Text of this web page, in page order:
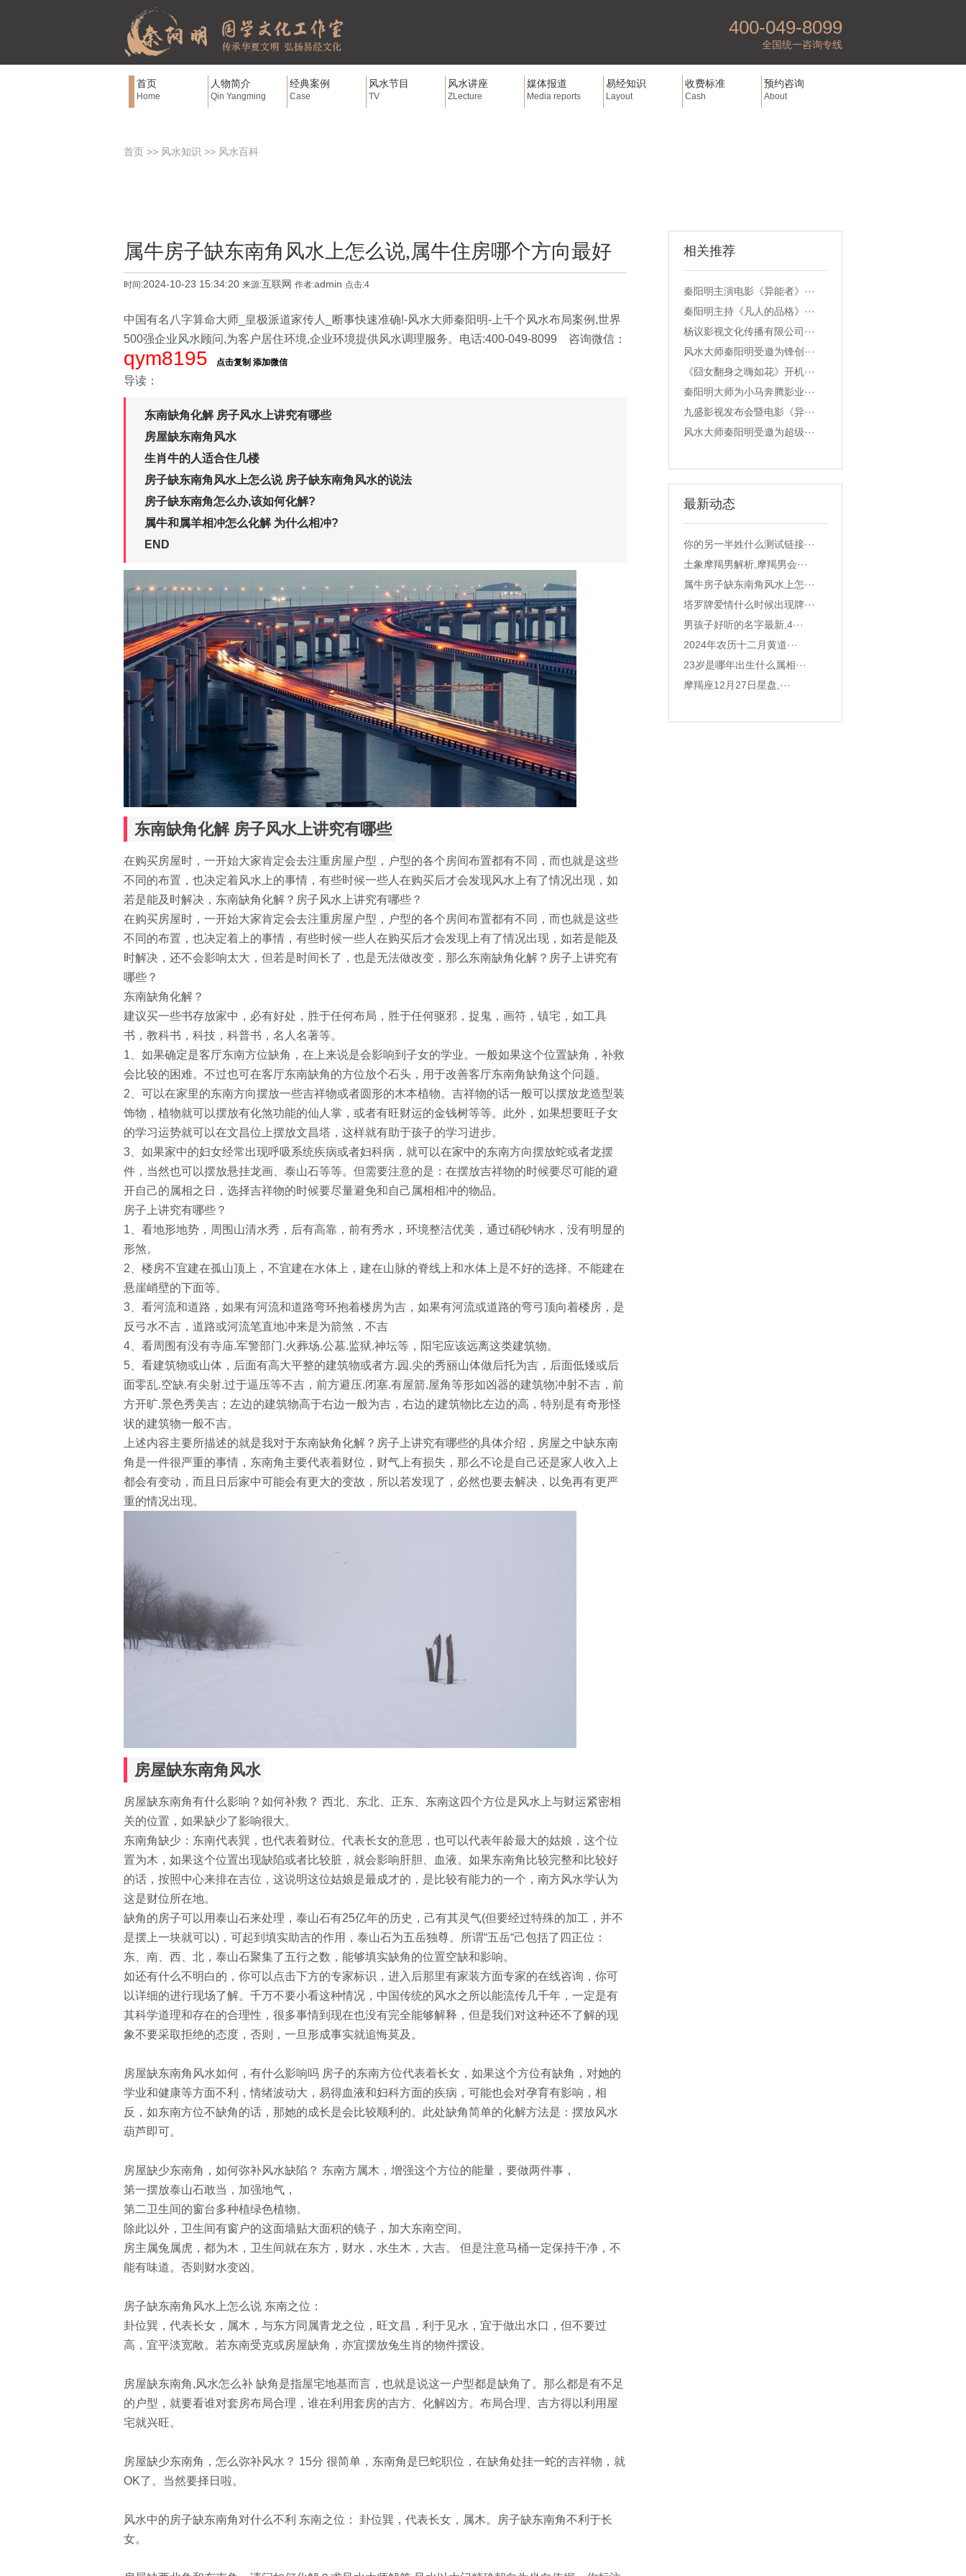
400-049-8099
全国统一咨询专线
首页
Home
人物简介
Qin Yangming
经典案例
Case
风水节目
TV
风水讲座
ZLecture
媒体报道
Media reports
易经知识
Layout
收费标准
Cash
预约咨询
About
首页 >> 风水知识 >> 风水百科
属牛房子缺东南角风水上怎么说,属牛住房哪个方向最好
时间:2024-10-23 15:34:20 来源:互联网 作者:admin 点击:4
中国有名八字算命大师_皇极派道家传人_断事快速准确!-风水大师秦阳明-上千个风水布局案例,世界
500强企业风水顾问,为客户居住环境,企业环境提供风水调理服务。电话:400-049-8099 咨询微信：
qym8195 点击复制 添加微信
导读：
东南缺角化解 房子风水上讲究有哪些
房屋缺东南角风水
生肖牛的人适合住几楼
房子缺东南角风水上怎么说 房子缺东南角风水的说法
房子缺东南角怎么办,该如何化解?
属牛和属羊相冲怎么化解 为什么相冲?
END
东南缺角化解 房子风水上讲究有哪些
在购买房屋时，一开始大家肯定会去注重房屋户型，户型的各个房间布置都有不同，而也就是这些
不同的布置，也决定着风水上的事情，有些时候一些人在购买后才会发现风水上有了情况出现，如
若是能及时解决，东南缺角化解？房子风水上讲究有哪些？
在购买房屋时，一开始大家肯定会去注重房屋户型，户型的各个房间布置都有不同，而也就是这些
不同的布置，也决定着上的事情，有些时候一些人在购买后才会发现上有了情况出现，如若是能及
时解决，还不会影响太大，但若是时间长了，也是无法做改变，那么东南缺角化解？房子上讲究有
哪些？
东南缺角化解？
建议买一些书存放家中，必有好处，胜于任何布局，胜于任何驱邪，捉鬼，画符，镇宅，如工具
书，教科书，科技，科普书，名人名著等。
1、如果确定是客厅东南方位缺角，在上来说是会影响到子女的学业。一般如果这个位置缺角，补救
会比较的困难。不过也可在客厅东南缺角的方位放个石头，用于改善客厅东南角缺角这个问题。
2、可以在家里的东南方向摆放一些吉祥物或者圆形的木本植物。吉祥物的话一般可以摆放龙造型装
饰物，植物就可以摆放有化煞功能的仙人掌，或者有旺财运的金钱树等等。此外，如果想要旺子女
的学习运势就可以在文昌位上摆放文昌塔，这样就有助于孩子的学习进步。
3、如果家中的妇女经常出现呼吸系统疾病或者妇科病，就可以在家中的东南方向摆放蛇或者龙摆
件，当然也可以摆放悬挂龙画、泰山石等等。但需要注意的是：在摆放吉祥物的时候要尽可能的避
开自己的属相之日，选择吉祥物的时候要尽量避免和自己属相相冲的物品。
房子上讲究有哪些？
1、看地形地势，周围山清水秀，后有高靠，前有秀水，环境整洁优美，通过硝砂钠水，没有明显的
形煞。
2、楼房不宜建在孤山顶上，不宜建在水体上，建在山脉的脊线上和水体上是不好的选择。不能建在
悬崖峭壁的下面等。
3、看河流和道路，如果有河流和道路弯环抱着楼房为吉，如果有河流或道路的弯弓顶向着楼房，是
反弓水不吉，道路或河流笔直地冲来是为箭煞，不吉
4、看周围有没有寺庙.军警部门.火葬场.公墓.监狱.神坛等，阳宅应该远离这类建筑物。
5、看建筑物或山体，后面有高大平整的建筑物或者方.园.尖的秀丽山体做后托为吉，后面低矮或后
面零乱.空缺.有尖射.过于逼压等不吉，前方避压.闭塞.有屋箭.屋角等形如凶器的建筑物冲射不吉，前
方开旷.景色秀美吉；左边的建筑物高于右边一般为吉，右边的建筑物比左边的高，特别是有奇形怪
状的建筑物一般不吉。
上述内容主要所描述的就是我对于东南缺角化解？房子上讲究有哪些的具体介绍，房屋之中缺东南
角是一件很严重的事情，东南角主要代表着财位，财气上有损失，那么不论是自己还是家人收入上
都会有变动，而且日后家中可能会有更大的变故，所以若发现了，必然也要去解决，以免再有更严
重的情况出现。
房屋缺东南角风水
房屋缺东南角有什么影响？如何补救？ 西北、东北、正东、东南这四个方位是风水上与财运紧密相
关的位置，如果缺少了影响很大。
东南角缺少：东南代表巽，也代表着财位。代表长女的意思，也可以代表年龄最大的姑娘，这个位
置为木，如果这个位置出现缺陷或者比较脏，就会影响肝胆、血液。如果东南角比较完整和比较好
的话，按照中心来排在吉位，这说明这位姑娘是最成才的，是比较有能力的一个，南方风水学认为
这是财位所在地。
缺角的房子可以用泰山石来处理，泰山石有25亿年的历史，己有其灵气(但要经过特殊的加工，并不
是摆上一块就可以)，可起到填实助吉的作用，泰山石为五岳独尊。所谓“五岳“己包括了四正位：
东、南、西、北，泰山石聚集了五行之数，能够填实缺角的位置空缺和影响。
如还有什么不明白的，你可以点击下方的专家标识，进入后那里有家装方面专家的在线咨询，你可
以详细的进行现场了解。千万不要小看这种情况，中国传统的风水之所以能流传几千年，一定是有
其科学道理和存在的合理性，很多事情到现在也没有完全能够解释，但是我们对这种还不了解的现
象不要采取拒绝的态度，否则，一旦形成事实就追悔莫及。
房屋缺东南角风水如何，有什么影响吗 房子的东南方位代表着长女，如果这个方位有缺角，对她的
学业和健康等方面不利，情绪波动大，易得血液和妇科方面的疾病，可能也会对孕育有影响，相
反，如东南方位不缺角的话，那她的成长是会比较顺利的。此处缺角简单的化解方法是：摆放风水
葫芦即可。
房屋缺少东南角，如何弥补风水缺陷？ 东南方属木，增强这个方位的能量，要做两件事，
第一摆放泰山石敢当，加强地气，
第二卫生间的窗台多种植绿色植物。
除此以外，卫生间有窗户的这面墙贴大面积的镜子，加大东南空间。
房主属兔属虎，都为木，卫生间就在东方，财水，水生木，大吉。 但是注意马桶一定保持干净，不
能有味道。否则财水变凶。
房子缺东南角风水上怎么说 东南之位：
卦位巽，代表长女，属木，与东方同属青龙之位，旺文昌，利于见水，宜于做出水口，但不要过
高，宜平淡宽敞。若东南受克或房屋缺角，亦宜摆放兔生肖的物件摆设。
房屋缺东南角,风水怎么补 缺角是指屋宅地基而言，也就是说这一户型都是缺角了。那么都是有不足
的户型，就要看谁对套房布局合理，谁在利用套房的吉方、化解凶方。布局合理、吉方得以利用屋
宅就兴旺。
房屋缺少东南角，怎么弥补风水？ 15分 很简单，东南角是巳蛇职位，在缺角处挂一蛇的吉祥物，就
OK了。当然要择日啦。
风水中的房子缺东南角对什么不利 东南之位： 卦位巽，代表长女，属木。房子缺东南角不利于长
女。
相关推荐
秦阳明主演电影《异能者》···
秦阳明主持《凡人的品格》···
杨议影视文化传播有限公司···
风水大师秦阳明受邀为锋创···
《囧女翻身之嗨如花》开机···
秦阳明大师为小马奔腾影业···
九盛影视发布会暨电影《异···
风水大师秦阳明受邀为超级···
最新动态
你的另一半姓什么测试链接···
土象摩羯男解析,摩羯男会···
属牛房子缺东南角风水上怎···
塔罗牌爱情什么时候出现牌···
男孩子好听的名字最新,4···
2024年农历十二月黄道···
23岁是哪年出生什么属相···
摩羯座12月27日星盘,···